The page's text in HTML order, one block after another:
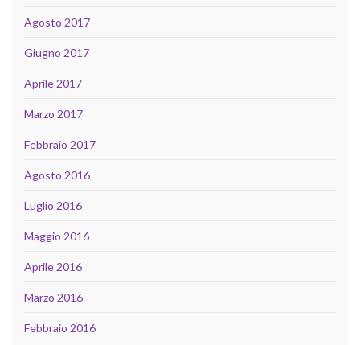
Agosto 2017
Giugno 2017
Aprile 2017
Marzo 2017
Febbraio 2017
Agosto 2016
Luglio 2016
Maggio 2016
Aprile 2016
Marzo 2016
Febbraio 2016